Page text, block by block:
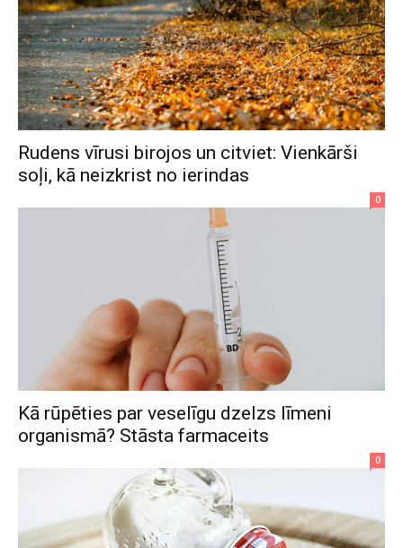
Rudens vīrusi birojos un citviet: Vienkārši
soļi, kā neizkrist no ierindas
0
Kā rūpēties par veselīgu dzelzs līmeni
organismā? Stāsta farmaceits
0